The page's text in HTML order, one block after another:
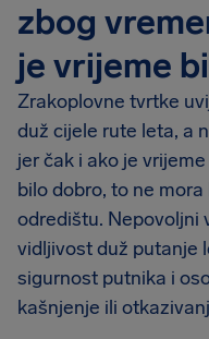
zbog
je vrijeme
Zrakoplovne tvrtke
duž cijele rute leta, a
jer čak i ako je
bilo dobro, to ne
odredištu. Nepovoljni
vidljivost duž putanje
sigurnost putnika i
kašnjenje ili